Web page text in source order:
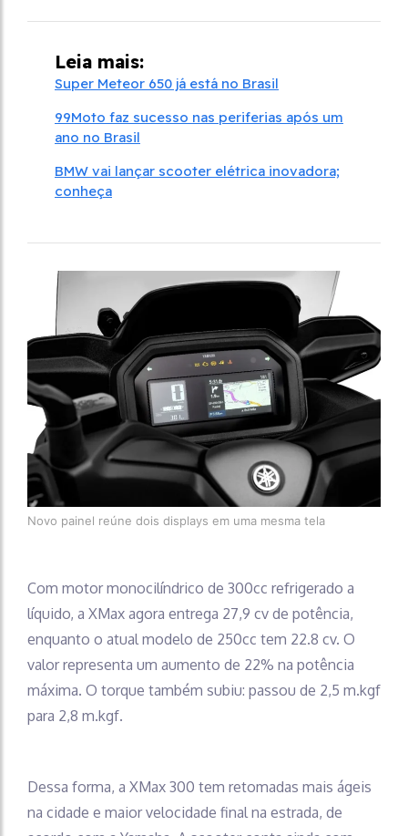
Leia mais:
Super Meteor 650 já está no Brasil
99Moto faz sucesso nas periferias após um
ano no Brasil
BMW vai lançar scooter elétrica inovadora;
conheça
Novo painel reúne dois displays em uma mesma tela
Com motor monocilíndrico de 300cc refrigerado a
líquido, a XMax agora entrega 27,9 cv de potência,
enquanto o atual modelo de 250cc tem 22.8 cv. O
valor representa um aumento de 22% na potência
máxima. O torque também subiu: passou de 2,5 m.kgf
para 2,8 m.kgf.
Dessa forma, a XMax 300 tem retomadas mais ágeis
na cidade e maior velocidade final na estrada, de